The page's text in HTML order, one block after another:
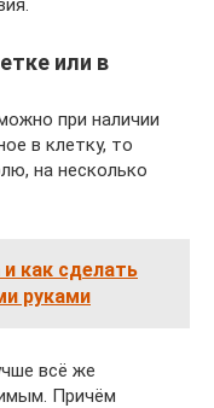
или в
при наличии
в клетку, то
на несколько
как сделать
руками
всё же
Причём